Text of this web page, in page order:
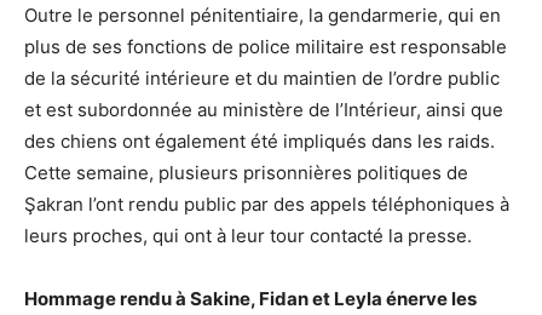
Outre le personnel pénitentiaire, la gendarmerie, qui en
plus de ses fonctions de police militaire est responsable
de la sécurité intérieure et du maintien de l’ordre public
et est subordonnée au ministère de l’Intérieur, ainsi que
des chiens ont également été impliqués dans les raids.
Cette semaine, plusieurs prisonnières politiques de
Şakran l’ont rendu public par des appels téléphoniques à
leurs proches, qui ont à leur tour contacté la presse.
Hommage rendu à Sakine, Fidan et Leyla énerve les